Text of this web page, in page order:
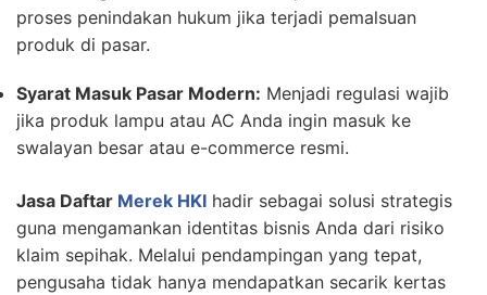
proses penindakan hukum jika terjadi pemalsuan
produk di pasar.
Syarat Masuk Pasar Modern: Menjadi regulasi wajib
jika produk lampu atau AC Anda ingin masuk ke
swalayan besar atau e-commerce resmi.
Jasa Daftar Merek HKI hadir sebagai solusi strategis
guna mengamankan identitas bisnis Anda dari risiko
klaim sepihak. Melalui pendampingan yang tepat,
pengusaha tidak hanya mendapatkan secarik kertas